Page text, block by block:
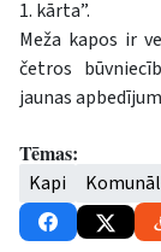
1. kārta”.
Meža kapos ir
četros
jaunas
Tēmas:
Kapi